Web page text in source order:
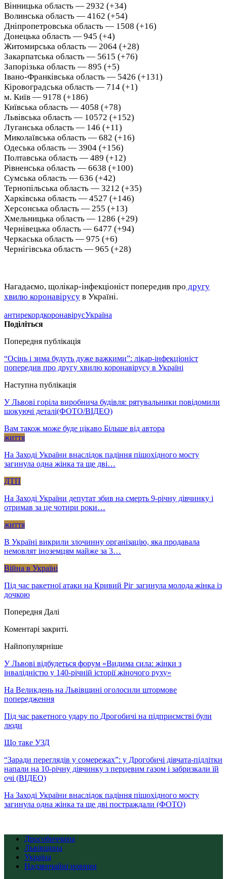
Вінницька область — 2932 (+34)
Волинська область — 4162 (+54)
Дніпропетровська область — 1508 (+16)
Донецька область — 945 (+4)
Житомирська область — 2064 (+28)
Закарпатська область — 5615 (+76)
Запорізька область — 895 (+5)
Івано-Франківська область — 5426 (+131)
Кіровоградська область — 714 (+1)
м. Київ — 9178 (+186)
Київська область — 4058 (+78)
Львівська область — 10572 (+152)
Луганська область — 146 (+11)
Миколаївська область — 682 (+16)
Одеська область — 3904 (+156)
Полтавська область — 489 (+12)
Рівненська область — 6638 (+100)
Сумська область — 636 (+42)
Тернопільська область — 3212 (+35)
Харківська область — 4527 (+146)
Херсонська область — 255 (+13)
Хмельницька область — 1286 (+29)
Чернівецька область — 6477 (+94)
Черкаська область — 975 (+6)
Чернігівська область — 965 (+28)
Нагадаємо, щолікар-інфекціоніст попередив про другу
хвилю коронавірусу в Україні.
антирекордкоронавірусУкраїна
Поділіться
Попередня публікація
“Осінь і зима будуть дуже важкими”: лікар-інфекціоніст
попередив про другу хвилю коронавірусу в Україні
Наступна публікація
У Львові горіла виробнича будівля: рятувальники повідомили
шокуючі деталі(ФОТО/ВІДЕО)
Вам також може буде цікаво Більше від автора
життя
На Заході України внаслідок падіння пішохідного мосту
загинула одна жінка та ще дві…
ДТП
На Заході України депутат збив на смерть 9-річну дівчинку і
отримав за це чотири роки…
життя
В Україні викрили злочинну організацію, яка продавала
немовлят іноземцям майже за 3…
Війна в Україні
Під час ракетної атаки на Кривий Ріг загинула молода жінка із
дочкою
Попередня Далі
Коментарі закриті.
Найпопулярніше
У Львові відбудеться форум «Видима сила: жінки з
інвалідністю у 140-річній історії жіночого руху»
На Великдень на Львівщині оголосили штормове
попередження
Під час ракетного удару по Дрогобичі на підприємстві були
люди
Що таке УЗД
“Заради переглядів у сомережах”: у Дрогобичі дівчата-підлітки
напали на 10-річну дівчинку з перцевим газом і забризкали їй
очі (ВІДЕО)
На Заході України внаслідок падіння пішохідного мосту
загинула одна жінка та ще дві постраждали (ФОТО)
Дрогобиччина
Львівщина
Україна
Надзвичайні новини